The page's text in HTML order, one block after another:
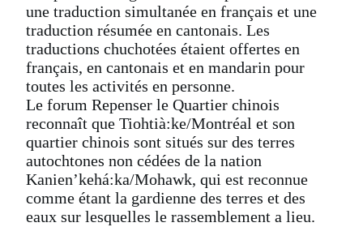
une traduction simultanée en français et une
traduction résumée en cantonais. Les
traductions chuchotées étaient offertes en
français, en cantonais et en mandarin pour
toutes les activités en personne.
Le forum Repenser le Quartier chinois
reconnaît que Tiohtià:ke/Montréal et son
quartier chinois sont situés sur des terres
autochtones non cédées de la nation
Kanien’kehá:ka/Mohawk, qui est reconnue
comme étant la gardienne des terres et des
eaux sur lesquelles le rassemblement a lieu.